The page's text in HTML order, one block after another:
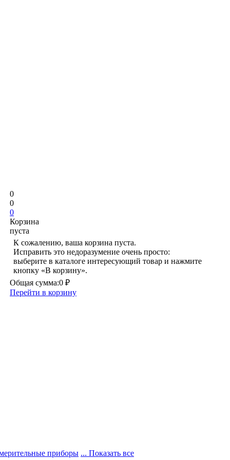
0
0
0
Корзина
пуста
К сожалению, ваша корзина пуста.
Исправить это недоразумение очень просто:
выберите в каталоге интересующий товар и нажмите
кнопку «В корзину».
Общая сумма:0 ₽
Перейти в корзину
приборы ... Показать все